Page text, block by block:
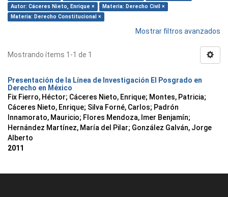
Autor: Cáceres Nieto, Enrique ×
Materia: Derecho Civil ×
Materia: Derecho Constitucional ×
Mostrar filtros avanzados
Mostrando ítems 1-1 de 1
Presentación de la Línea de Investigación El Posgrado en
Derecho en México
Fix Fierro, Héctor; Cáceres Nieto, Enrique; Montes, Patricia;
Cáceres Nieto, Enrique; Silva Forné, Carlos; Padrón
Innamorato, Mauricio; Flores Mendoza, Imer Benjamín;
Hernández Martínez, María del Pilar; González Galván, Jorge
Alberto
2011